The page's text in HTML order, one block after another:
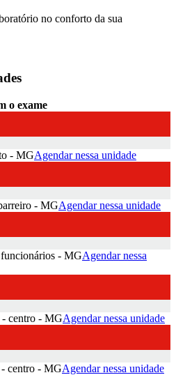
no conforto da sua
o exame
- MGAgendar nessa unidade
- MGAgendar nessa unidade
- MGAgendar nessa
- centro - MGAgendar nessa unidade
centro - MGAgendar nessa unidade